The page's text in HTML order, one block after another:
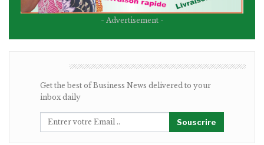
- Advertisement -
Get the best of Business News delivered to your
inbox daily
Souscrire